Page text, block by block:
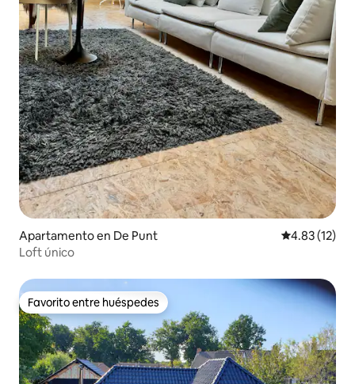
Apartamento en De Punt Calificación
4.83 (12)
Loft único
Favorito entre huéspedes
Favorito entre huéspedes